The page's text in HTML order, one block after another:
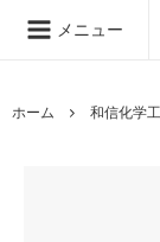
メニュー
ホーム 和信化学